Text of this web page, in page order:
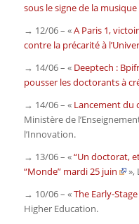
sous le signe de la
→ 12/06 – «A Paris 1,
contre la précarité à
→ 14/06 – « Deeptech :
pousser les doctorants à
→ 14/06 – « Lancement du
Ministère de
lʼInnovation.
→ 13/06 – «“Un doctorat,
“Monde” mardi 25 juin
»,
→ 10/06 – «The Early-
Higher Education.